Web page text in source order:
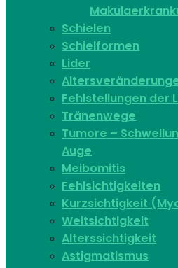
Schielen
Schielformen
Lider
Fehlstellungen der
Tränenwege
Tumore –
Auge
Meibomitis
Fehlsichtigkeiten
Kurzsichtigkeit
Weitsichtigkeit
Alterssichtigkeit
Astigmatismus